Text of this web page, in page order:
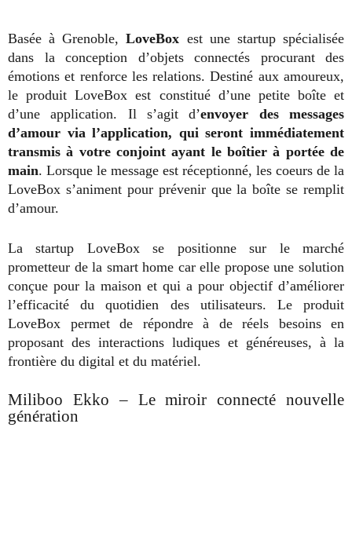
Basée à Grenoble,LoveBox est une startup spécialisée
dans la conception d’objets connectés procurant des
émotions et renforce les relations. Destiné aux amoureux,
le produit LoveBox est constitué d’une petite boîte et
d’une application. Il s’agit d’envoyer des messages
d’amour via l’application, qui seront immédiatement
transmis à votre conjoint ayant le boîtier à portée de
main. Lorsque le message est réceptionné, les coeurs de la
LoveBox s’animent pour prévenir que la boîte se remplit
d’amour.
La startup LoveBox se positionne sur le marché
prometteur de la smart home car elle propose une solution
conçue pour la maison et qui a pour objectif d’améliorer
l’efficacité du quotidien des utilisateurs. Le produit
LoveBox permet de répondre à de réels besoins en
proposant des interactions ludiques et généreuses, à la
frontière du digital et du matériel.
Miliboo Ekko – Le miroir connecté nouvelle
génération